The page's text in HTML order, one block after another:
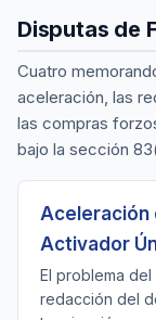
Disputas de
Cuatro
aceleración, las
las compras
bajo la sección
Aceleración
Activador
El problema
redacción del